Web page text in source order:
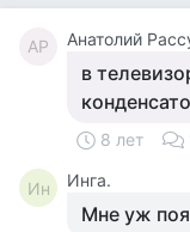
АР Анатолий
в
8 лет
Ин Инга.
Мне уж